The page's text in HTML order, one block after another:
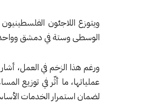
ويتوزع اللاجئون
الوسطى وستة في دمشق وواحد
ورغم هذا الزخم في العمل،
عملياتها، ما أثّر في توزيع
لضمان استمرار الخدمات